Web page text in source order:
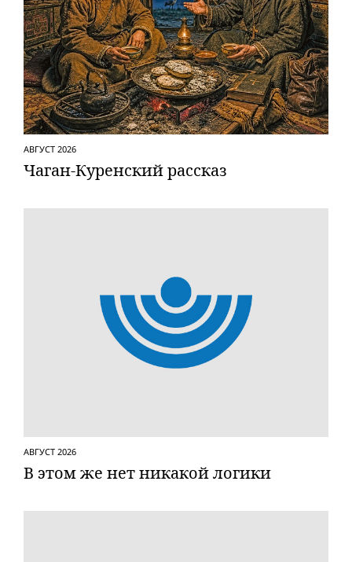
АВГУСТ 2026
Чаган-Куренский рассказ
АВГУСТ 2026
В этом же нет никакой логики